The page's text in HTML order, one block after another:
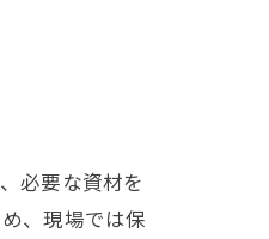
必要な資材を
、現場では保